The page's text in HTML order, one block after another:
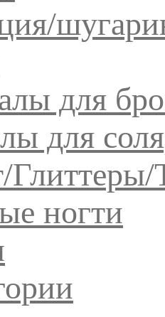
для
для
ногти